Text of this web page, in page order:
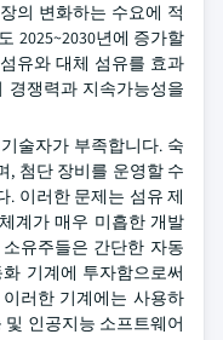
의 변화하는 수요에 적
2025~2030년에 증가할
유와 대체 섬유를 효과
경쟁력과 지속가능성을
술자가 부족합니다. 숙
, 첨단 장비를 운영할 수
. 이러한 문제는 섬유 제
계가 매우 미흡한 개발
유주들은 간단한 자동
기계에 투자함으로써
러한 기계에는 사용하
인공지능 소프트웨어